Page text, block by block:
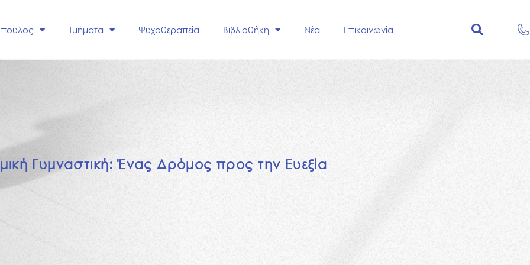
Τμήματα Ψυχοθεραπεία Βιβλιοθήκη Νέα Επικοινωνία
μική Γυμναστική: Ένας Δρόμος προς την Ευεξία